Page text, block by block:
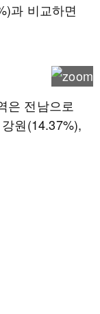
과 비교하면
은 전남으로
원(14.37%),